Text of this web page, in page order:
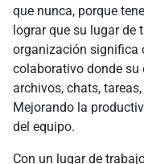
que nunca, porque
lograr que su lugar de
organización significa
colaborativo donde su
archivos, chats,
Mejorando la
del equipo.
Con un lugar de